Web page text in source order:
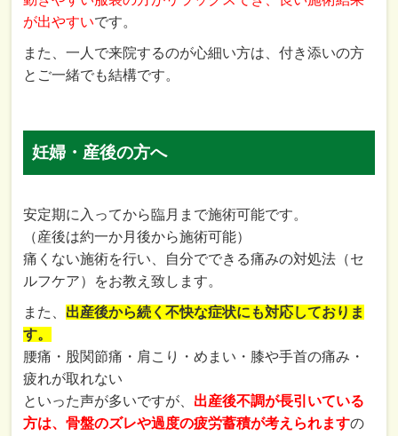
が出やすいです。
また、一人で来院するのが心細い方は、付き添いの方
とご一緒でも結構です。
妊婦・産後の方へ
安定期に入ってから臨月まで施術可能です。
（産後は約一か月後から施術可能）
痛くない施術を行い、自分でできる痛みの対処法（セ
ルフケア）をお教え致します。
また、 出産後から続く不快な症状にも対応しておりま
す。
腰痛・股関節痛・肩こり・めまい・膝や手首の痛み・
疲れが取れない
といった声が多いですが、 出産後不調が長引いている
方は、骨盤のズレや過度の疲労蓄積が考えられますの